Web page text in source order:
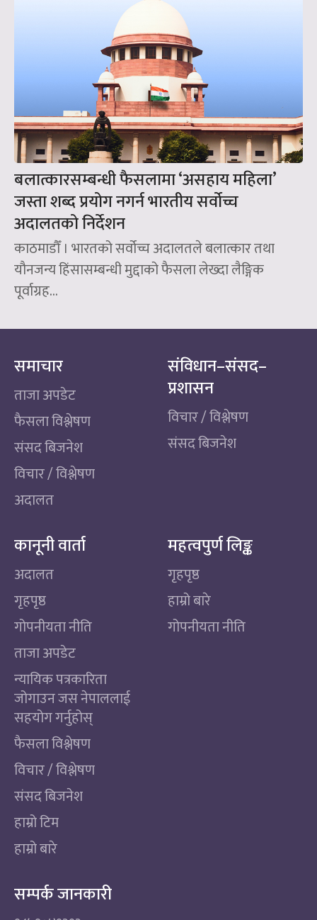
बलात्कारसम्बन्धी फैसलामा ‘असहाय महिला’
जस्ता शब्द प्रयोग नगर्न भारतीय सर्वोच्च
अदालतको निर्देशन
काठमाडौँ । भारतको सर्वोच्च अदालतले बलात्कार तथा
यौनजन्य हिंसासम्बन्धी मुद्दाको फैसला लेख्दा लैङ्गिक
पूर्वाग्रह...
समाचार
ताजा अपडेट
फैसला विश्लेषण
संसद बिजनेश
विचार / विश्लेषण
अदालत
संविधान–संसद–
प्रशासन
विचार / विश्लेषण
संसद बिजनेश
कानूनी वार्ता
अदालत
गृहपृष्ठ
गोपनीयता नीति
ताजा अपडेट
न्यायिक पत्रकारिता
जोगाउन जस नेपाललाई
सहयोग गर्नुहोस्
फैसला विश्लेषण
विचार / विश्लेषण
संसद बिजनेश
हाम्रो टिम
हाम्रो बारे
महत्वपुर्ण लिङ्क
गृहपृष्ठ
हाम्रो बारे
गोपनीयता नीति
सम्पर्क जानकारी